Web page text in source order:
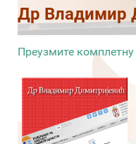
Др Владимир
Преузмите